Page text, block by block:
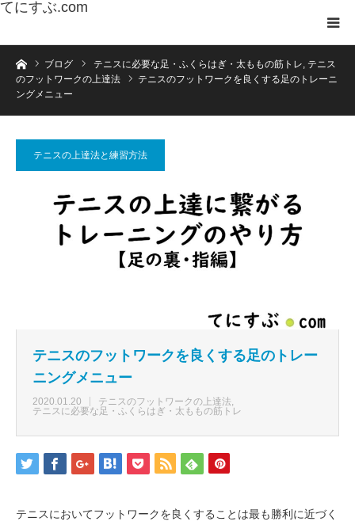
てにすぶ.com
ホームブログ テニスに必要な足・ふくらはぎ・太ももの筋トレ, テニス
のフットワークの上達法
テニスのフットワークを良くする足のトレーニ
ングメニュー
テニスの上達法と練習方法
テニスのフットワークを良くする足のトレー
ニングメニュー
2020.01.20
テニスのフットワークの上達法
テニスに必要な足・ふくらはぎ・太ももの筋トレ
テニスにおいてフットワークを良くすることは最も勝利に近づく